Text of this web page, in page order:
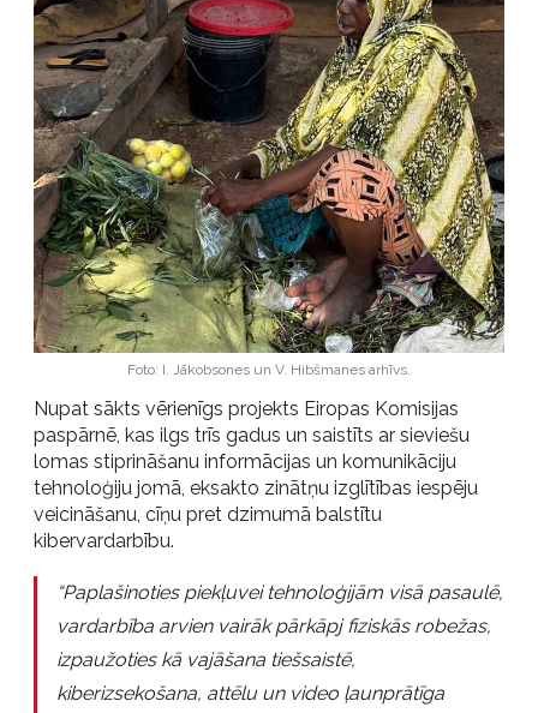
Foto: I. Jākobsones un V. Hibšmanes arhīvs.
Nupat sākts vērienīgs projekts Eiropas Komisijas
paspārnē, kas ilgs trīs gadus un saistīts ar sieviešu
lomas stiprināšanu informācijas un komunikāciju
tehnoloģiju jomā, eksakto zinātņu izglītības iespēju
veicināšanu, cīņu pret dzimumā balstītu
kibervardarbību.
“Paplašinoties piekļuvei tehnoloģijām visā pasaulē,
vardarbība arvien vairāk pārkāpj fiziskās robežas,
izpaužoties kā vajāšana tiešsaistē,
kiberizsekošana, attēlu un video ļaunprātīga